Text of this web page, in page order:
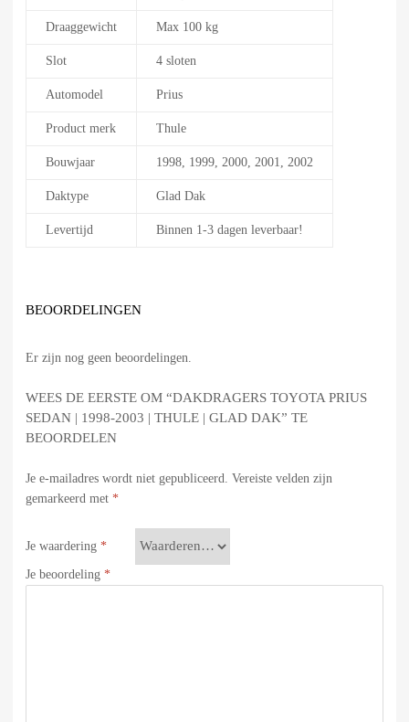
Draaggewicht Max 100 kg
Slot 4 sloten
Automodel Prius
Product merk Thule
Bouwjaar 1998, 1999, 2000, 2001, 2002
Daktype Glad Dak
Levertijd Binnen 1-3 dagen leverbaar!
BEOORDELINGEN
Er zijn nog geen beoordelingen.
WEES DE EERSTE OM “DAKDRAGERS TOYOTA PRIUS
SEDAN | 1998-2003 | THULE | GLAD DAK” TE
BEOORDELEN
Je e-mailadres wordt niet gepubliceerd.
Vereiste velden zijn
gemarkeerd met *
Je waardering *
Je beoordeling *